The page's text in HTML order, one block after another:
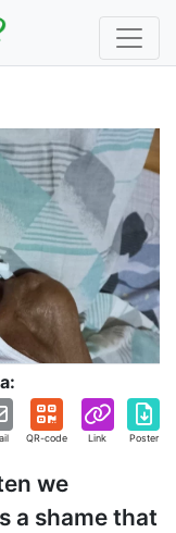
QR-code Link Poster
we
a shame that